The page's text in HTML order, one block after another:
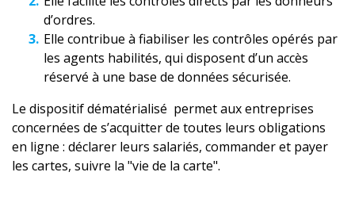
d’ordres.
Elle contribue à fiabiliser les contrôles opérés par
les agents habilités, qui disposent d’un accès
réservé à une base de données sécurisée.
Le dispositif dématérialisé permet aux entreprises
concernées de s’acquitter de toutes leurs obligations
en ligne : déclarer leurs salariés, commander et payer
les cartes, suivre la "vie de la carte".